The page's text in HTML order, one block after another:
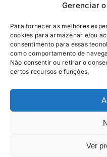
Gerenciar
Para fornecer as melhores
cookies para armazenar e/ou
consentimento para essas
como comportamento de
Não consentir ou retirar o
certos recursos e funções.
Ver
POLÍTICA DE COOKIES
POLÍTICA DE PRIVACIDADE
© Jandaia - 2026 ·